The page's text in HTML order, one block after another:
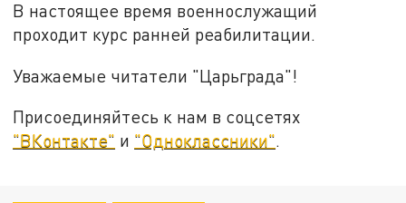
В настоящее время военнослужащий
проходит курс ранней реабилитации.
Уважаемые читатели "Царьграда"!
Присоединяйтесь к нам в соцсетях
"ВКонтакте" и "Одноклассники".